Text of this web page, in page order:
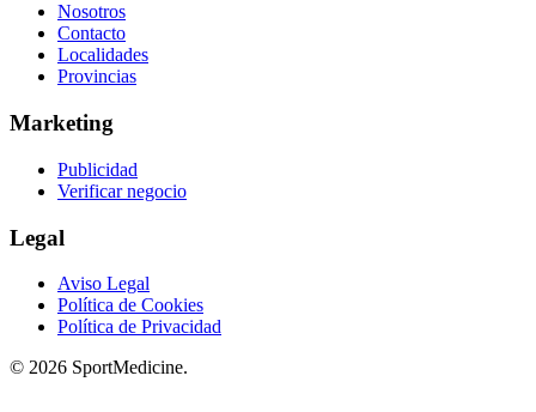
Nosotros
Contacto
Localidades
Provincias
Marketing
Publicidad
Verificar negocio
Legal
Aviso Legal
Política de Cookies
Política de Privacidad
© 2026 SportMedicine.